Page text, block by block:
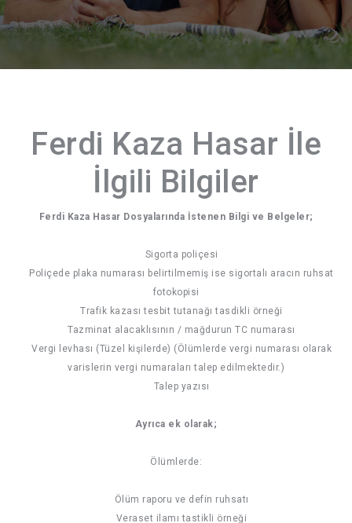
Ferdi Kaza Hasar İle
İlgili Bilgiler
Ferdi Kaza Hasar Dosyalarında İstenen Bilgi ve Belgeler;
Sigorta poliçesi
Poliçede plaka numarası belirtilmemiş ise sigortalı aracın ruhsat
fotokopisi
Trafik kazası tesbit tutanağı tasdikli örneği
Tazminat alacaklısının / mağdurun TC numarası
Vergi levhası (Tüzel kişilerde) (Ölümlerde vergi numarası olarak
varislerin vergi numaraları talep edilmektedir.)
Talep yazısı
Ayrıca ek olarak;
Ölümlerde:
Ölüm raporu ve defin ruhsatı
Veraset ilamı tastikli örneği